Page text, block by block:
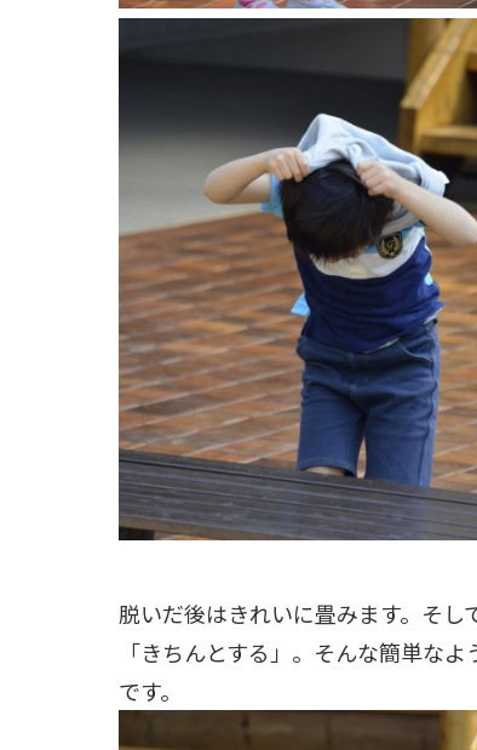
脱いだ後はきれいに畳みます。そし
「きちんとする」。そんな簡単な
です。